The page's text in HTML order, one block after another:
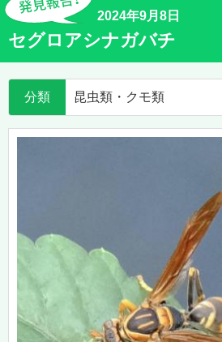
2024年9月8日
セグロアシナガバチ
分類 昆虫類・クモ類